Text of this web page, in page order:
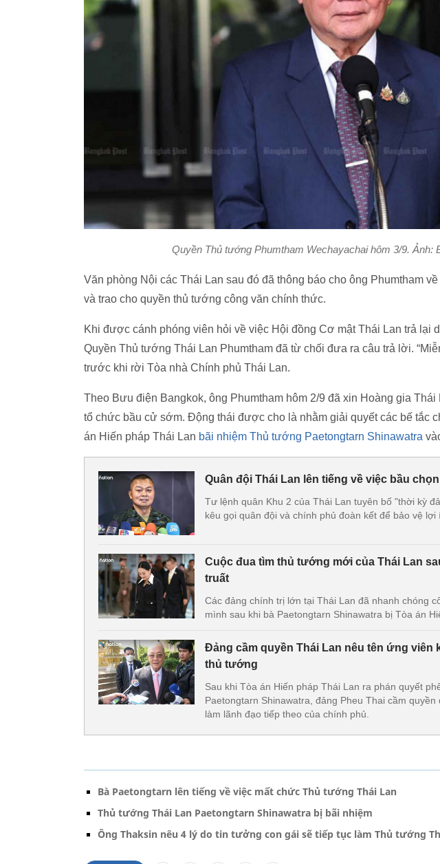
Quyền Thủ tướng Phumtham Wechayachai hôm 3/9. Ảnh:
Văn phòng Nội các Thái Lan sau đó đã thông báo cho ông Phumtham
và trao cho quyền thủ tướng công văn chính thức.
Khi được cánh phóng viên hỏi về việc Hội đồng Cơ mật Thái Lan trả lại
Quyền Thủ tướng Thái Lan Phumtham đã từ chối đưa ra câu trả lời.
trước khi rời Tòa nhà Chính phủ Thái Lan.
Theo Bưu điện Bangkok, ông Phumtham hôm 2/9 đã xin Hoàng gia
tổ chức bầu cử sớm. Động thái được cho là nhằm giải quyết các bế tắc
án Hiến pháp Thái Lan bãi nhiệm Thủ tướng Paetongtarn Shinawatra
Quân đội Thái Lan lên tiếng về việc bầu
Tư lệnh quân Khu 2 của Thái Lan tuyên bố "thời kỳ
kêu gọi quân đội và chính phủ đoàn kết để bảo vệ lợi
Cuộc đua tìm thủ tướng mới của Thái Lan
truất
Các đảng chính trị lớn tại Thái Lan đã nhanh chóng
mình sau khi bà Paetongtarn Shinawatra bị Tòa án
Đảng cầm quyền Thái Lan nêu tên ứng viên
thủ tướng
Sau khi Tòa án Hiến pháp Thái Lan ra phán quyết
Paetongtarn Shinawatra, đảng Pheu Thai cầm
làm lãnh đạo tiếp theo của chính phủ.
Bà Paetongtarn lên tiếng về việc mất chức Thủ tướng Thái Lan
Thủ tướng Thái Lan Paetongtarn Shinawatra bị bãi nhiệm
Ông Thaksin nêu 4 lý do tin tưởng con gái sẽ tiếp tục làm Thủ tướng